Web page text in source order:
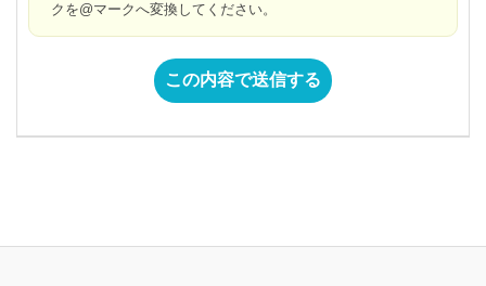
クを@マークへ変換してください。